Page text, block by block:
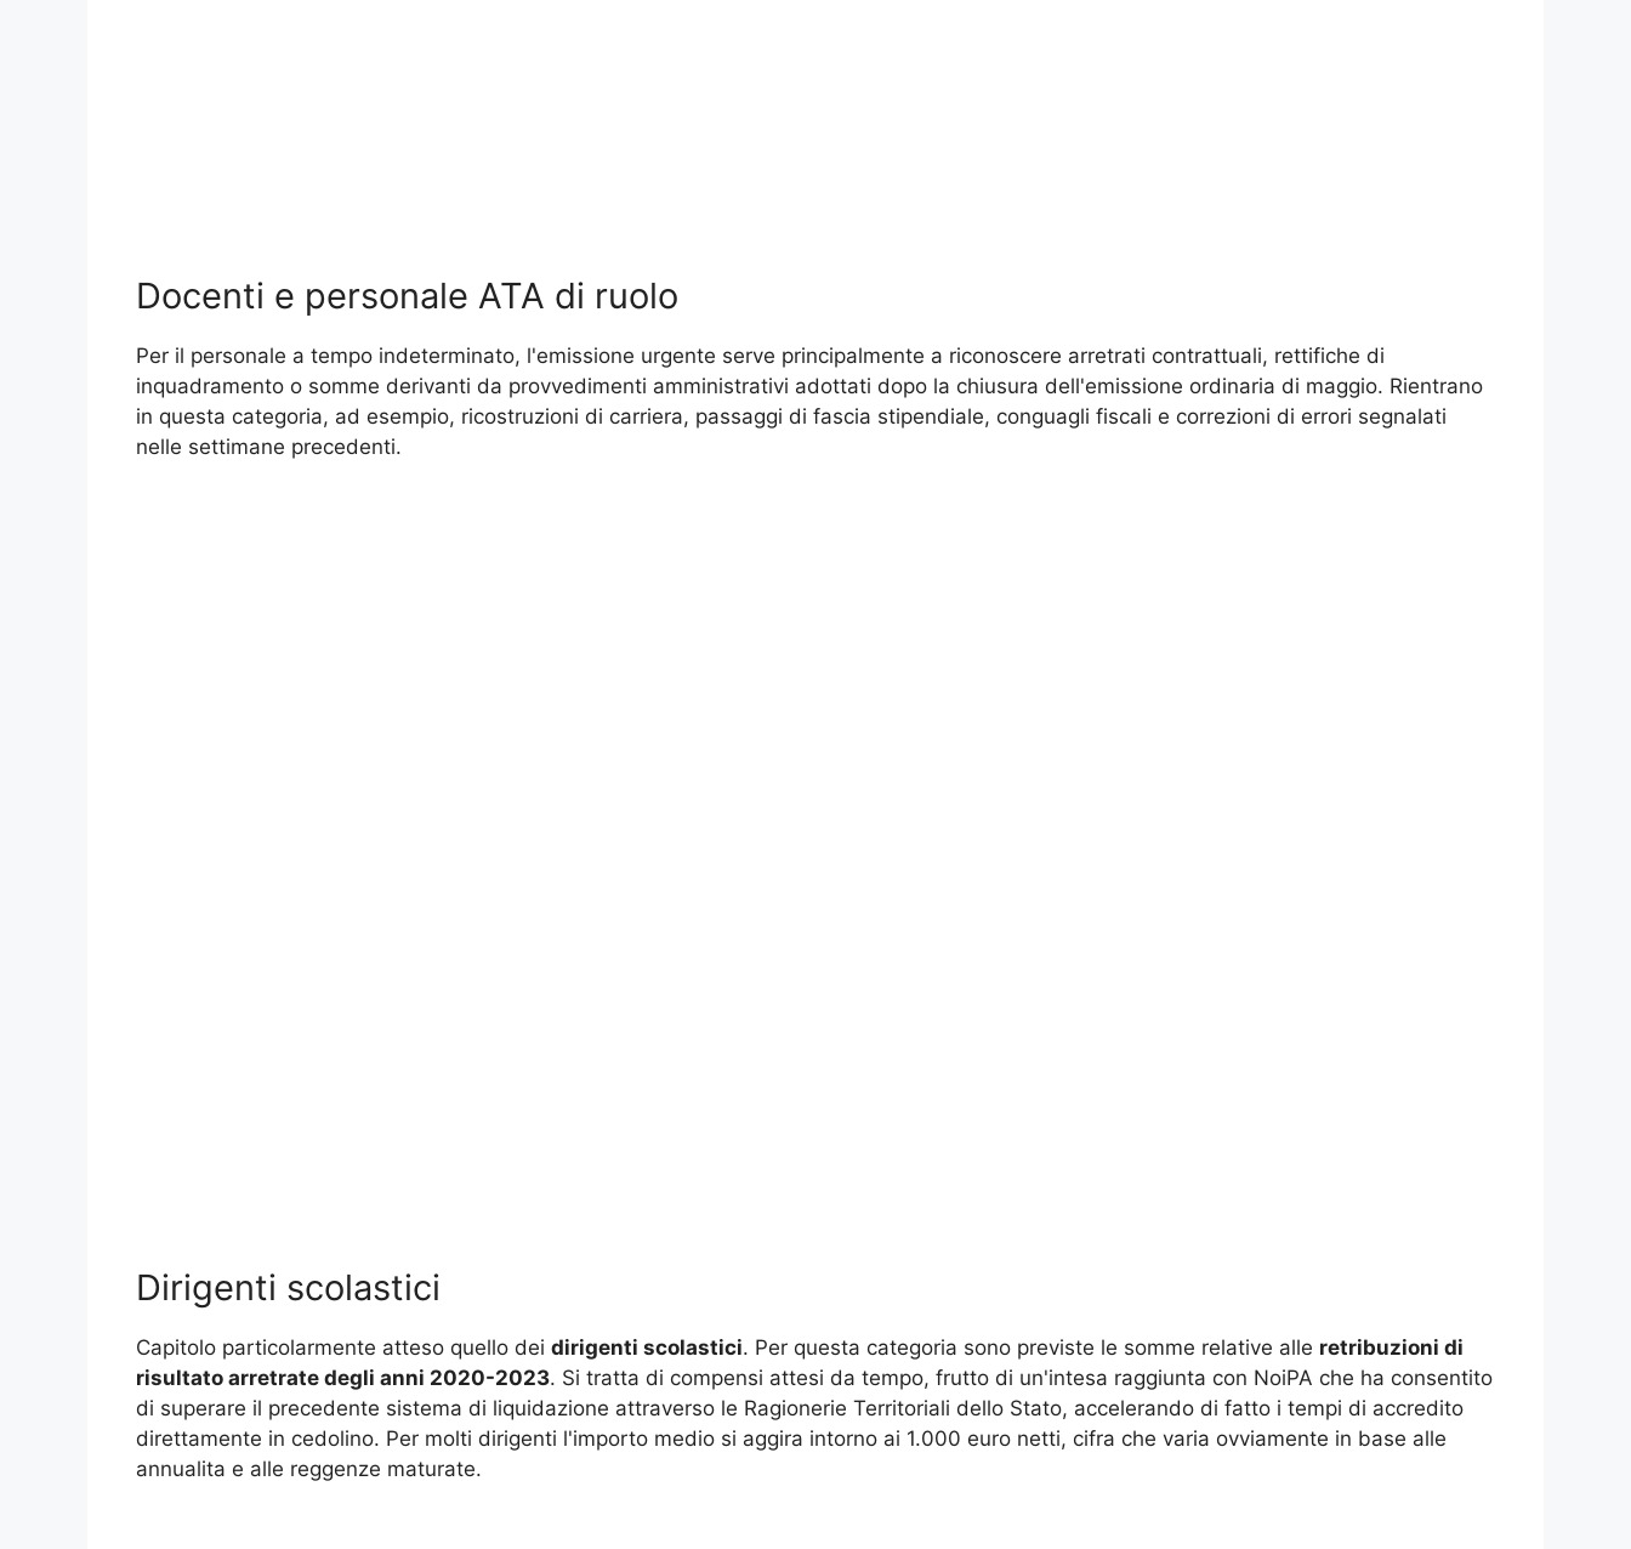
Docenti e personale ATA di ruolo
Per il personale a tempo indeterminato, l'emissione urgente serve principalmente a riconoscere arretrati contrattuali, rettifiche di
inquadramento o somme derivanti da provvedimenti amministrativi adottati dopo la chiusura dell'emissione ordinaria di maggio. Rientrano
in questa categoria, ad esempio, ricostruzioni di carriera, passaggi di fascia stipendiale, conguagli fiscali e correzioni di errori segnalati
nelle settimane precedenti.
Dirigenti scolastici
Capitolo particolarmente atteso quello dei dirigenti scolastici. Per questa categoria sono previste le somme relative alle retribuzioni di
risultato arretrate degli anni 2020-2023. Si tratta di compensi attesi da tempo, frutto di un'intesa raggiunta con NoiPA che ha consentito
di superare il precedente sistema di liquidazione attraverso le Ragionerie Territoriali dello Stato, accelerando di fatto i tempi di accredito
direttamente in cedolino. Per molti dirigenti l'importo medio si aggira intorno ai 1.000 euro netti, cifra che varia ovviamente in base alle
annualita e alle reggenze maturate.